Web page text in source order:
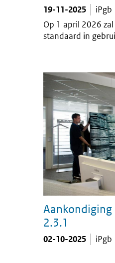
19-11-2025
iPgb
Op 1 april 2026
standaard in
Aankondiging
2.3.1
02-10-2025 iPgb